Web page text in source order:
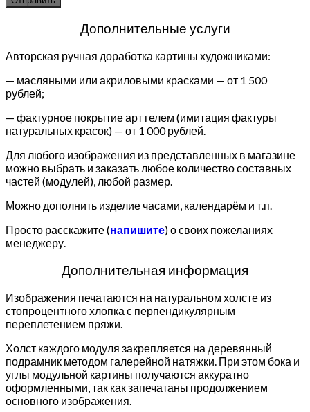
Дополнительные услуги
Авторская ручная доработка картины художниками:
— масляными или акриловыми красками — от 1 500
рублей;
— фактурное покрытие арт гелем (имитация фактуры
натуральных красок) — от 1 000 рублей.
Для любого изображения из представленных в магазине
можно выбрать и заказать любое количество составных
частей (модулей), любой размер.
Можно дополнить изделие часами, календарём и т.п.
Просто расскажите (напишите) о своих пожеланиях
менеджеру.
Дополнительная информация
Изображения печатаются на натуральном холсте из
стопроцентного хлопка с перпендикулярным
переплетением пряжи.
Холст каждого модуля закрепляется на деревянный
подрамник методом галерейной натяжки. При этом бока и
углы модульной картины получаются аккуратно
оформленными, так как запечатаны продолжением
основного изображения.